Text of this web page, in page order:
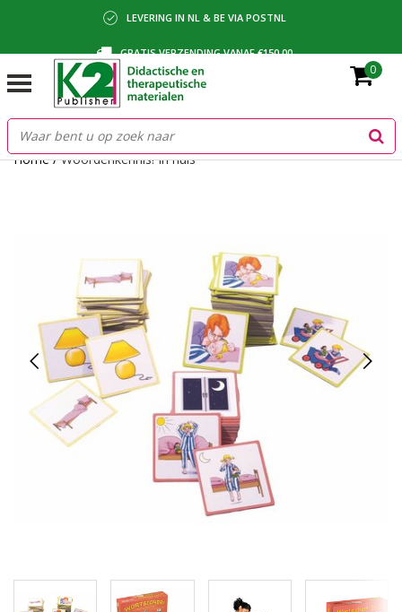
LEVERING IN NL & BE VIA POSTNL
GRATIS VERZENDING VANAF €150,00
BETALING VIA IDEAL, BANCONTACT OF FACTUUR
0
Home/Woordenkennis! In huis